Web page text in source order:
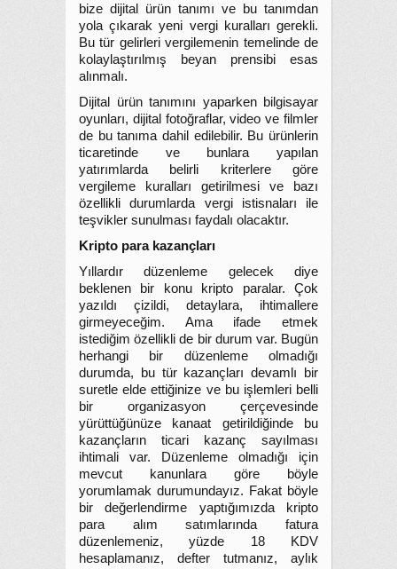
bize dijital ürün tanımı ve bu tanımdan
yola çıkarak yeni vergi kuralları gerekli.
Bu tür gelirleri vergilemenin temelinde de
kolaylaştırılmış beyan prensibi esas
alınmalı.
Dijital ürün tanımını yaparken bilgisayar
oyunları, dijital fotoğraflar, video ve filmler
de bu tanıma dahil edilebilir. Bu ürünlerin
ticaretinde ve bunlara yapılan
yatırımlarda belirli kriterlere göre
vergileme kuralları getirilmesi ve bazı
özellikli durumlarda vergi istisnaları ile
teşvikler sunulması faydalı olacaktır.
Kripto para kazançları
Yıllardır düzenleme gelecek diye
beklenen bir konu kripto paralar. Çok
yazıldı çizildi, detaylara, ihtimallere
girmeyeceğim. Ama ifade etmek
istediğim özellikli de bir durum var. Bugün
herhangi bir düzenleme olmadığı
durumda, bu tür kazançları devamlı bir
suretle elde ettiğinize ve bu işlemleri belli
bir organizasyon çerçevesinde
yürüttüğünüze kanaat getirildiğinde bu
kazançların ticari kazanç sayılması
ihtimali var. Düzenleme olmadığı için
mevcut kanunlara göre böyle
yorumlamak durumundayız. Fakat böyle
bir değerlendirme yaptığımızda kripto
para alım satımlarında fatura
düzenlemeniz, yüzde 18 KDV
hesaplamanız, defter tutmanız, aylık